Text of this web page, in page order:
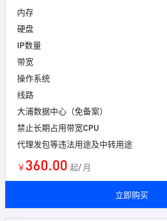
内存
硬盘
IP数量
带宽
操作系统
线路
大浦数据中心（免备案）
禁止长期占用带宽CPU
代理发包等违法用途及中转用途
￥ 360.00 起/ 月
立即购买